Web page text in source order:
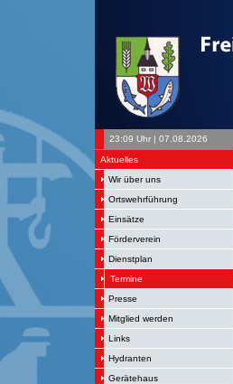
23:09 Uhr | 07.08.2026
Aktuelles
Wir über uns
Ortswehrführung
Einsätze
Förderverein
Dienstplan
Termine
Presse
Mitglied werden
Links
Hydranten
Gerätehaus